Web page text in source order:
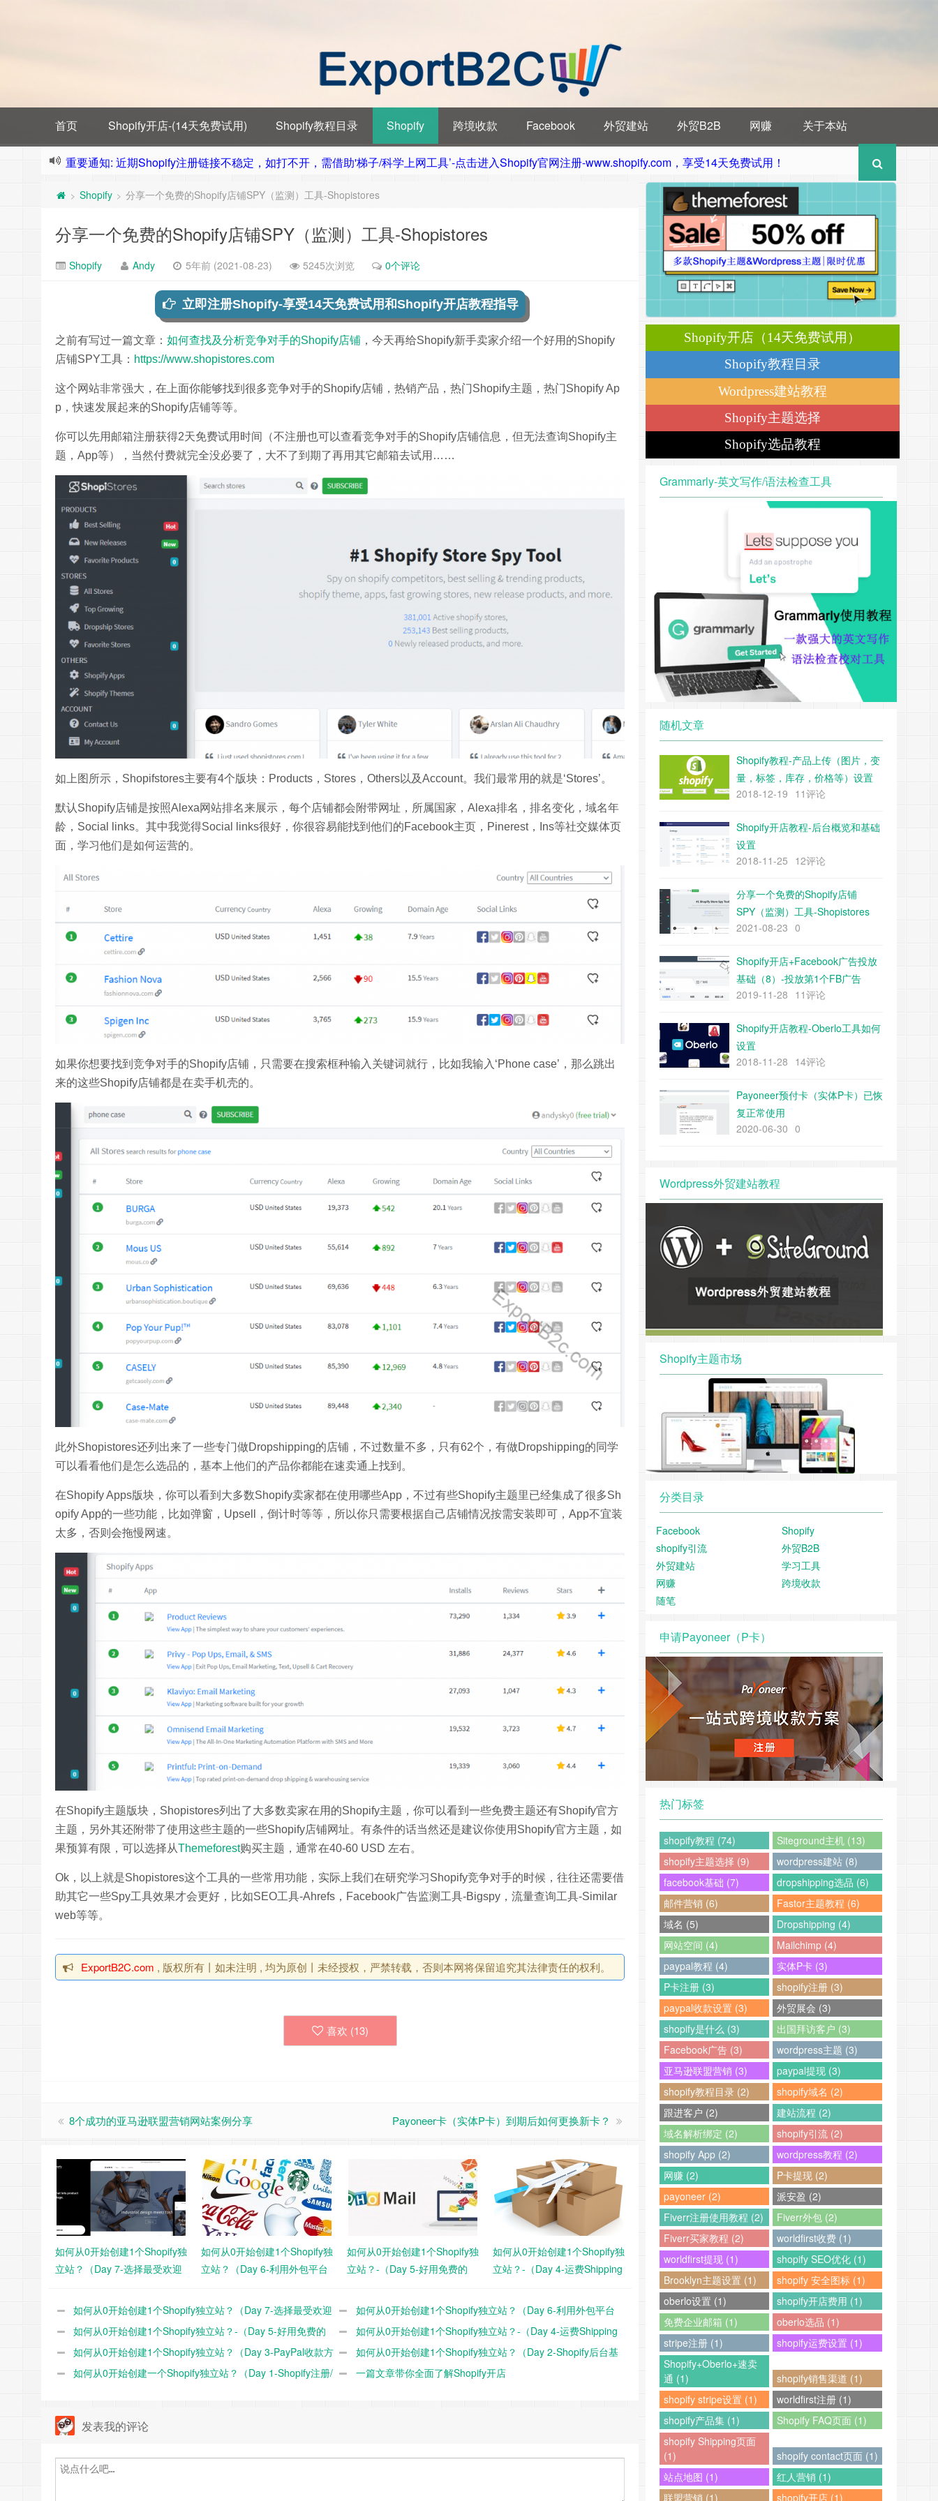
首页 Shopify开店-(14天免费试用) Shopify教程目录 Shopify 跨境收款 Facebook 外贸建站 外贸B2B 网赚 关于本站
重要通知: 近期Shopify注册链接不稳定，如打不开，需借助'梯子/科学上网工具’-点击进入Shopify官网注册-www.shopify.com，享受14天免费试用！
> Shopify > 分享一个免费的Shopify店铺SPY（监测）工具-Shopistores
分享一个免费的Shopify店铺SPY（监测）工具-Shopistores
Shopify Andy 5年前 (2021-08-23) 5245次浏览 0个评论
立即注册Shopify-享受14天免费试用和Shopify开店教程指导
之前有写过一篇文章： 如何查找及分析竞争对手的Shopify店铺 ，今天再给Shopify新手卖家介绍一个好用的Shopify
店铺SPY工具： https://www.shopistores.com
这个网站非常强大，在上面你能够找到很多竞争对手的Shopify店铺，热销产品，热门Shopify主题，热门Shopify Ap
p，快速发展起来的Shopify店铺等等。
你可以先用邮箱注册获得2天免费试用时间（不注册也可以查看竞争对手的Shopify店铺信息，但无法查询Shopify主
题，App等），当然付费就完全没必要了，大不了到期了再用其它邮箱去试用……
如上图所示，Shopifstores主要有4个版块：Products，Stores，Others以及Account。我们最常用的就是‘Stores’。
默认Shopify店铺是按照Alexa网站排名来展示，每个店铺都会附带网址，所属国家，Alexa排名，排名变化，域名年
龄，Social links。其中我觉得Social links很好，你很容易能找到他们的Facebook主页，Pinerest，Ins等社交媒体页
面，学习他们是如何运营的。
如果你想要找到竞争对手的Shopify店铺，只需要在搜索框种输入关键词就行，比如我输入‘Phone case’，那么跳出
来的这些Shopify店铺都是在卖手机壳的。
此外Shopistores还列出来了一些专门做Dropshipping的店铺，不过数量不多，只有62个，有做Dropshipping的同学
可以看看他们是怎么选品的，基本上他们的产品你都能在速卖通上找到。
在Shopify Apps版块，你可以看到大多数Shopify卖家都在使用哪些App，不过有些Shopify主题里已经集成了很多Sh
opify App的一些功能，比如弹窗，Upsell，倒计时等等，所以你只需要根据自己店铺情况按需安装即可，App不宜装
太多，否则会拖慢网速。
在Shopify主题版块，Shopistores列出了大多数卖家在用的Shopify主题，你可以看到一些免费主题还有Shopify官方
主题，另外其还附带了使用这些主题的一些Shopify店铺网址。有条件的话当然还是建议你使用Shopify官方主题，如
果预算有限，可以选择从Themeforest购买主题，通常在40-60 USD 左右。
Ok，以上就是Shopistores这个工具的一些常用功能，实际上我们在研究学习Shopify竞争对手的时候，往往还需要借
助其它一些Spy工具效果才会更好，比如SEO工具-Ahrefs，Facebook广告监测工具-Bigspy，流量查询工具-Similar
web等等。
ExportB2C.com , 版权所有丨如未注明 , 均为原创丨未经授权，严禁转载，否则本网将保留追究其法律责任的权利。
喜欢 (13)
8个成功的亚马逊联盟营销网站案例分享 Payoneer卡（实体P卡）到期后如何更换新卡？
如何从0开始创建1个Shopify独
立站？（Day 7-选择最受欢迎
如何从0开始创建1个Shopify独
立站？（Day 6-利用外包平台
如何从0开始创建1个Shopify独
立站？-（Day 5-好用免费的
如何从0开始创建1个Shopify独
立站？-（Day 4-运费Shipping
如何从0开始创建1个Shopify独立站？（Day 7-选择最受欢迎
的官方免费主题模板Dawn）
如何从0开始创建1个Shopify独立站？（Day 6-利用外包平台
Fiverr设计品牌Logo）
如何从0开始创建1个Shopify独立站？-（Day 5-好用免费的
Zoho企业邮箱注册教程）
如何从0开始创建1个Shopify独立站？-（Day 4-运费Shipping
设置）
如何从0开始创建1个Shopify独立站？（Day 3-PayPal收款方
式的设置）
如何从0开始创建1个Shopify独立站？（Day 2-Shopify后台基
本设置）
如何从0开始创建一个Shopify独立站？（Day 1-Shopify注册/
一篇文章带你全面了解Shopify开店
发表我的评论
Shopify开店（14天免费试用）
Shopify教程目录
Wordpress建站教程
Shopify主题选择
Shopify选品教程
Grammarly-英文写作/语法检查工具
随机文章
Shopify教程-产品上传（图片，变
量，标签，库存，价格等）设置
2018-12-19 11评论
Shopify开店教程-后台概览和基础
设置
2018-11-25 12评论
分享一个免费的Shopify店铺
SPY（监测）工具-Shopistores
2021-08-23 0
Shopify开店+Facebook广告投放
基础（8）-投放第1个FB广告
2019-11-28 11评论
Shopify开店教程-Oberlo工具如何
设置
2018-11-28 14评论
Payoneer预付卡（实体P卡）已恢
复正常使用
2020-06-30 0
Wordpress外贸建站教程
Shopify主题市场
分类目录
Facebook
Shopify
shopify引流
外贸B2B
外贸建站
学习工具
网赚
跨境收款
随笔
申请Payoneer（P卡）
热门标签
shopify教程 (74)
Siteground主机 (13)
shopify主题选择 (9)
wordpress建站 (8)
facebook基础 (7)
dropshipping选品 (6)
邮件营销 (6)
Fastor主题教程 (6)
域名 (5)
Dropshipping (4)
网站空间 (4)
Mailchimp (4)
paypal教程 (4)
实体P卡 (3)
P卡注册 (3)
shopify注册 (3)
paypal收款设置 (3)
外贸展会 (3)
shopify是什么 (3)
出国拜访客户 (3)
Facebook广告 (3)
wordpress主题 (3)
亚马逊联盟营销 (3)
paypal提现 (3)
shopify教程目录 (2)
shopify域名 (2)
跟进客户 (2)
建站流程 (2)
域名解析绑定 (2)
shopify引流 (2)
shopify App (2)
wordpress教程 (2)
网赚 (2)
P卡提现 (2)
payoneer (2)
派安盈 (2)
Fiverr注册使用教程 (2)
Fiverr外包 (2)
Fiverr买家教程 (2)
worldfirst收费 (1)
worldfirst提现 (1)
shopify SEO优化 (1)
Brooklyn主题设置 (1)
shopify 安全图标 (1)
oberlo设置 (1)
shopify开店费用 (1)
免费企业邮箱 (1)
oberlo选品 (1)
stripe注册 (1)
shopify运费设置 (1)
Shopify+Oberlo+速卖
通 (1)
shopify销售渠道 (1)
shopify stripe设置 (1)
worldfirst注册 (1)
shopify产品集 (1)
Shopify FAQ页面 (1)
shopify Shipping页面
(1)
shopify contact页面 (1)
站点地图 (1)
红人营销 (1)
联盟营销 (1)
shopify开店 (1)